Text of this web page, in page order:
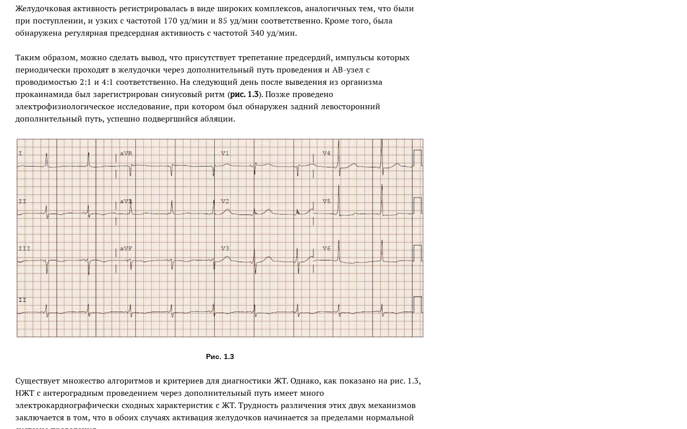
Желудочковая активность регистрировалась в виде широких комплексов, аналогичных тем, что были
при поступлении, и узких с частотой 170 уд/мин и 85 уд/мин соответственно. Кроме того, была
обнаружена регулярная предсердная активность с частотой 340 уд/мин.
Таким образом, можно сделать вывод, что присутствует трепетание предсердий, импульсы которых
периодически проходят в желудочки через дополнительный путь проведения и АВ-узел с
проводимостью 2:1 и 4:1 соответственно. На следующий день после выведения из организма
прокаинамида был зарегистрирован синусовый ритм (рис. 1.3). Позже проведено
электрофизиологическое исследование, при котором был обнаружен задний левосторонний
дополнительный путь, успешно подвергшийся абляции.
Рис. 1.3
Существует множество алгоритмов и критериев для диагностики ЖТ. Однако, как показано на рис. 1.3,
НЖТ с антероградным проведением через дополнительный путь имеет много
электрокардиографически сходных характеристик с ЖТ. Трудность различения этих двух механизмов
заключается в том, что в обоих случаях активация желудочков начинается за пределами нормальной